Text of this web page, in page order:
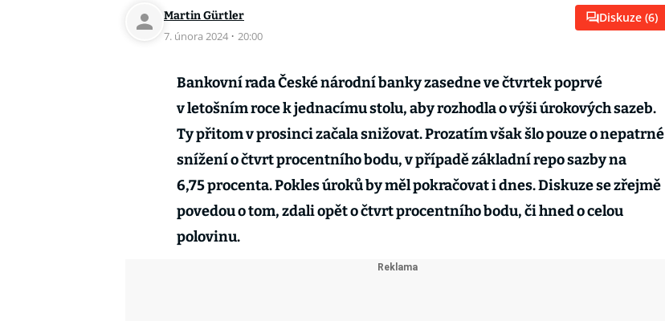
Martin Gürtler
7. února 2024 · 20:00
Diskuze (6)
Bankovní rada České národní banky zasedne ve čtvrtek poprvé
v letošním roce k jednacímu stolu, aby rozhodla o výši úrokových sazeb.
Ty přitom v prosinci začala snižovat. Prozatím však šlo pouze o nepatrné
snížení o čtvrt procentního bodu, v případě základní repo sazby na
6,75 procenta. Pokles úroků by měl pokračovat i dnes. Diskuze se zřejmě
povedou o tom, zdali opět o čtvrt procentního bodu, či hned o celou
polovinu.